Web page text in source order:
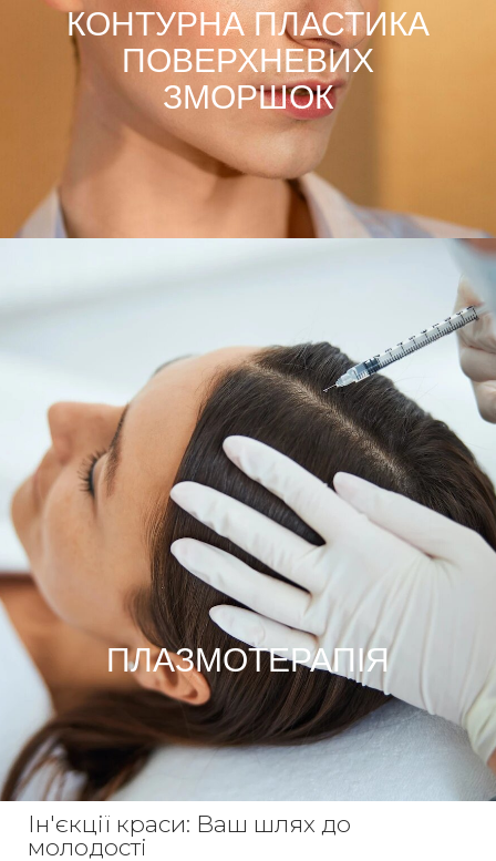
КОНТУРНА ПЛАСТИКА
ПОВЕРХНЕВИХ
ЗМОРШОК
ПЛАЗМОТЕРАПІЯ
Ін'єкції краси: Ваш шлях до
молодості